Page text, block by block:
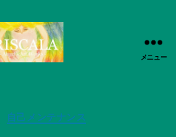
日
メニュー
カ
自己メンテナンス
作
成
智